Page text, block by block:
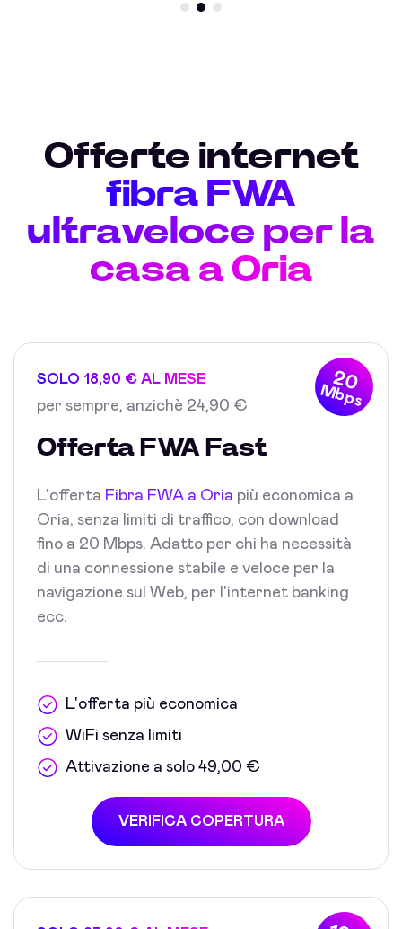
Offerte internet
fibra FWA
ultraveloce per la
casa a Oria
20
Mbps
SOLO 18,90 € AL MESE
per sempre, anzichè 24,90 €
Offerta FWA Fast
L'offerta Fibra FWA a Oria più economica a
Oria, senza limiti di traffico, con download
fino a 20 Mbps. Adatto per chi ha necessità
di una connessione stabile e veloce per la
navigazione sul Web, per l'internet banking
ecc.
L'offerta più economica
WiFi senza limiti
Attivazione a solo 49,00 €
VERIFICA COPERTURA